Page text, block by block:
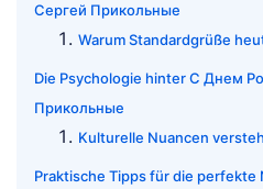
Сергей Прикольные
Warum Standardgrüße
Die Psychologie hinter С Днем
Прикольные
Kulturelle Nuancen
Praktische Tipps für die perfekte